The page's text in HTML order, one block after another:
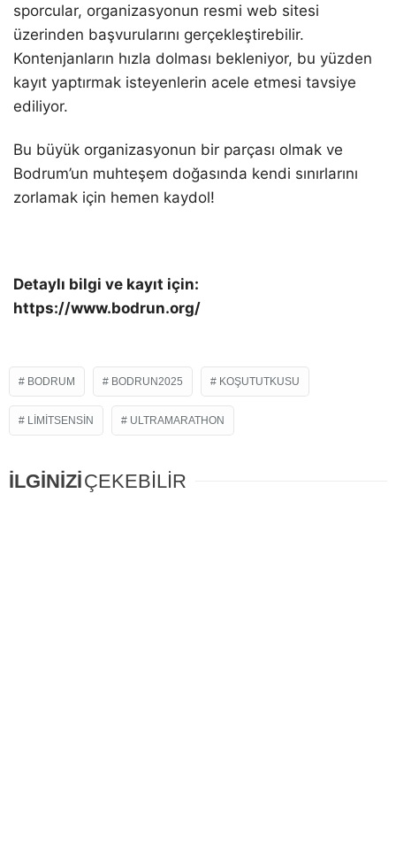
sporcular, organizasyonun resmi web sitesi
üzerinden başvurularını gerçekleştirebilir.
Kontenjanların hızla dolması bekleniyor, bu yüzden
kayıt yaptırmak isteyenlerin acele etmesi tavsiye
ediliyor.
Bu büyük organizasyonun bir parçası olmak ve
Bodrum’un muhteşem doğasında kendi sınırlarını
zorlamak için hemen kaydol!
Detaylı bilgi ve kayıt için:
https://www.bodrun.org/
BODRUM BODRUN2025 KOŞUTUTKUSU
LIMITSENSIN ULTRAMARATHON
İLGİNİZİÇEKEBİLİR